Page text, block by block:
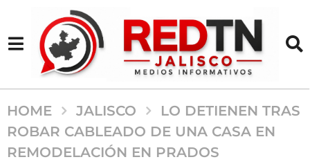
HOME JALISCO
LO DETIENEN TRAS
ROBAR CABLEADO DE UNA CASA EN
REMODELACIÓN EN PRADOS